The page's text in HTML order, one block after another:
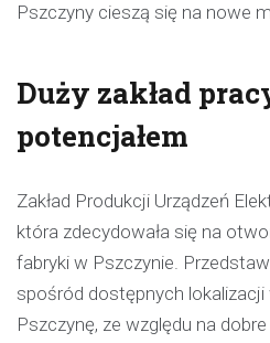
Pszczyny cieszą się na nowe
Duży zakład
potencjałem
Zakład Produkcji Urządzeń
która zdecydowała się na
fabryki w Pszczynie.
spośród dostępnych lokalizacji
Pszczynę, ze względu na